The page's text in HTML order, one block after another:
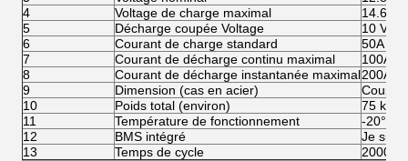
4
Voltage de charge maximal
14.6V
5
Décharge coupée Voltage
10 V
6
Courant de charge standard
50A
7
Courant de décharge continu maximal
100A
8
Courant de décharge instantanée maximal200Ah
9
Dimension (cas en acier)
Coupe
10
Poids total (environ)
75 kg
11
Température de fonctionnement
-20°C
12
BMS intégré
Je suis
13
Temps de cycle
2000